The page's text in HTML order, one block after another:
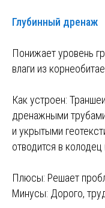
Глубинный дренаж
Понижает уровень
влаги из
Как устроен:
дренажными
и укрытыми
отводится в колодец
Плюсы: Решает
Минусы: Дорого,